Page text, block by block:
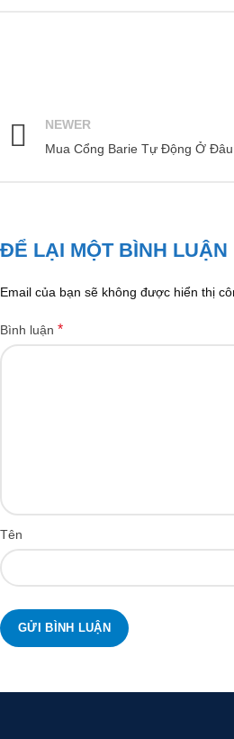
NEWER
Mua Cổng Barie Tự Động Ở
ĐỂ LẠI MỘT BÌNH LUẬN
Email của bạn sẽ không được hiển thị
Bình luận *
Tên